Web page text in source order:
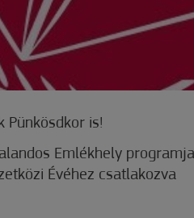
Pünkösdkor is!
Emlékhely
Évéhez csatlakozva